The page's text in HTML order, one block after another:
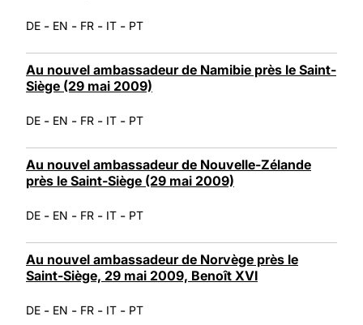
DE - EN - FR - IT - PT
Au nouvel ambassadeur de Namibie près le Saint-
Siège (29 mai 2009)
DE - EN - FR - IT - PT
Au nouvel ambassadeur de Nouvelle-Zélande
près le Saint-Siège (29 mai 2009)
DE - EN - FR - IT - PT
Au nouvel ambassadeur de Norvège près le
Saint-Siège, 29 mai 2009, Benoît XVI
DE - EN - FR - IT - PT